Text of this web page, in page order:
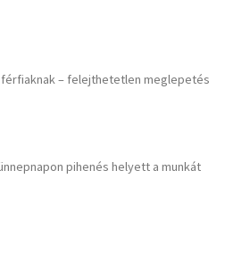
férfiaknak – felejthetetlen meglepetés
pihenés helyett a munkát